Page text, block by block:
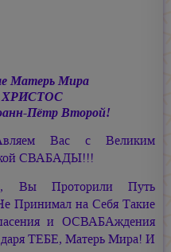
Матерь Мира
ХРИСТОС
Пётр Второй!
Вас с Великим
СВАБАДЫ!!!
Проторили Путь
Принимал на Себя Такие
и ОСВАБАждения
ТЕБЕ, Матерь Мира! И